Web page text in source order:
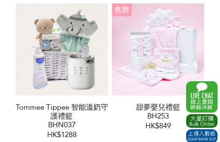
Tommee Tippee 智能溫奶守
護禮籃
BHN037
HK$1288
售罄
甜夢嬰兒禮籃
BH253
HK$849